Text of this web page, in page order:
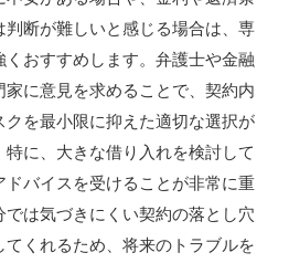
断が難しいと感じる場合は、専
おすすめします。弁護士や金融
に意見を求めることで、契約内
を最小限に抑えた適切な選択が
に、大きな借り入れを検討して
バイスを受けることが非常に重
は気づきにくい契約の落とし穴
くれるため、将来のトラブルを